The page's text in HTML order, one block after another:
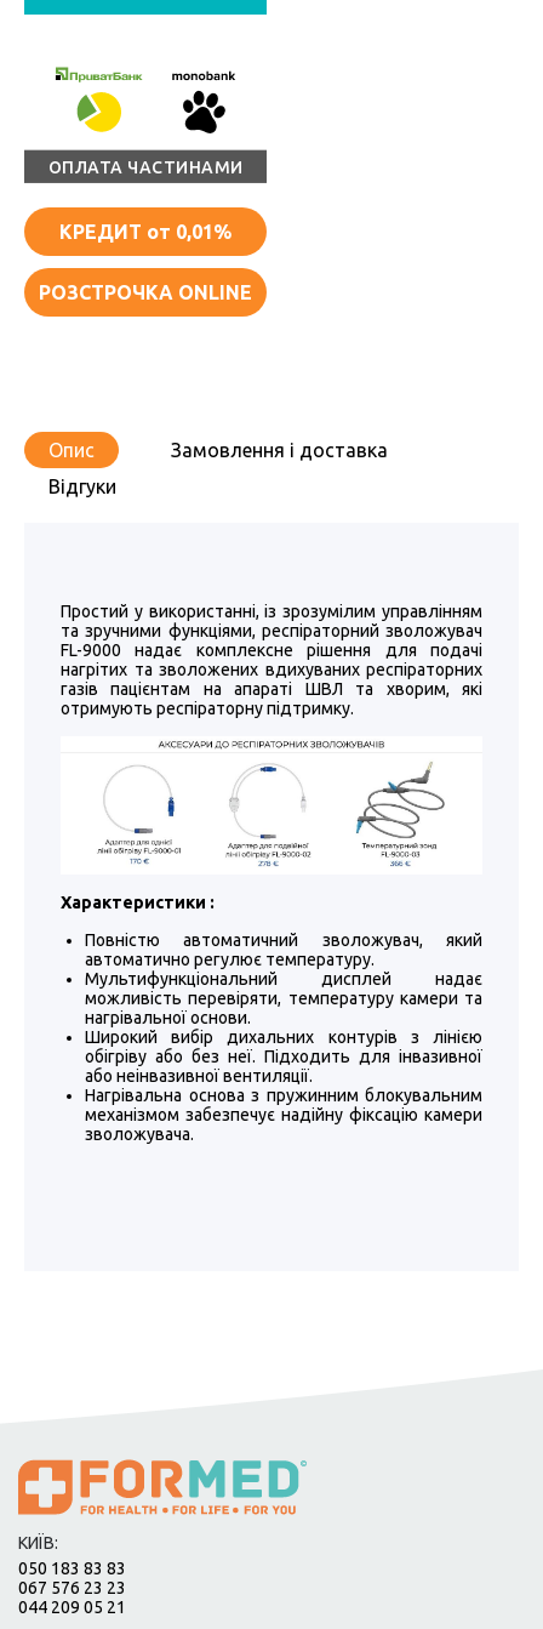
ОПЛАТА ЧАСТИНАМИ
КРЕДИТ от 0,01%
РОЗСТРОЧКА ONLINE
Опис
Замовлення і доставка
Відгуки
Простий у використанні, із зрозумілим управлінням
та зручними функціями, респіраторний зволожувач
FL-9000 надає комплексне рішення для подачі
нагрітих та зволожених вдихуваних респіраторних
газів пацієнтам на апараті ШВЛ та хворим, які
отримують респіраторну підтримку.
Характеристики :
Повністю автоматичний зволожувач, який
автоматично регулює температуру.
Мультифункціональний дисплей надає
можливість перевіряти, температуру камери та
нагрівальної основи.
Широкий вибір дихальних контурів з лінією
обігріву або без неї. Підходить для інвазивної
або неінвазивної вентиляції.
Нагрівальна основа з пружинним блокувальним
механізмом забезпечує надійну фіксацію камери
зволожувача.
КИЇВ:
050 183 83 83
067 576 23 23
044 209 05 21